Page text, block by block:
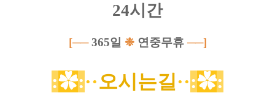
24시간
[──365일 ❉연중무휴 ──]
:✿:··오시는길··:✿: